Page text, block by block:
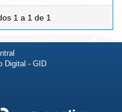
1 a 1 de 1
Digital - GID